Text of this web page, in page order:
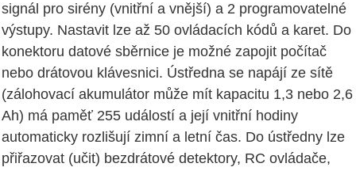
signál pro sirény (vnitřní a vnější) a 2 programovatelné
výstupy. Nastavit lze až 50 ovládacích kódů a karet. Do
konektoru datové sběrnice je možné zapojit počítač
nebo drátovou klávesnici. Ústředna se napájí ze sítě
(zálohovací akumulátor může mít kapacitu 1,3 nebo 2,6
Ah) má paměť 255 událostí a její vnitřní hodiny
automaticky rozlišují zimní a letní čas. Do ústředny lze
přiřazovat (učit) bezdrátové detektory, RC ovládače,